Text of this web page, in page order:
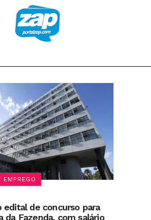
edital de concurso para
da Fazenda, com salário